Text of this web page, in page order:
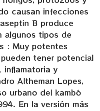
causan infecciones
B produce
algunos tipos de
: Muy potentes
tener potencial
inflamatoria y
Altheman Lopes,
urbano del kambó
En la versión más